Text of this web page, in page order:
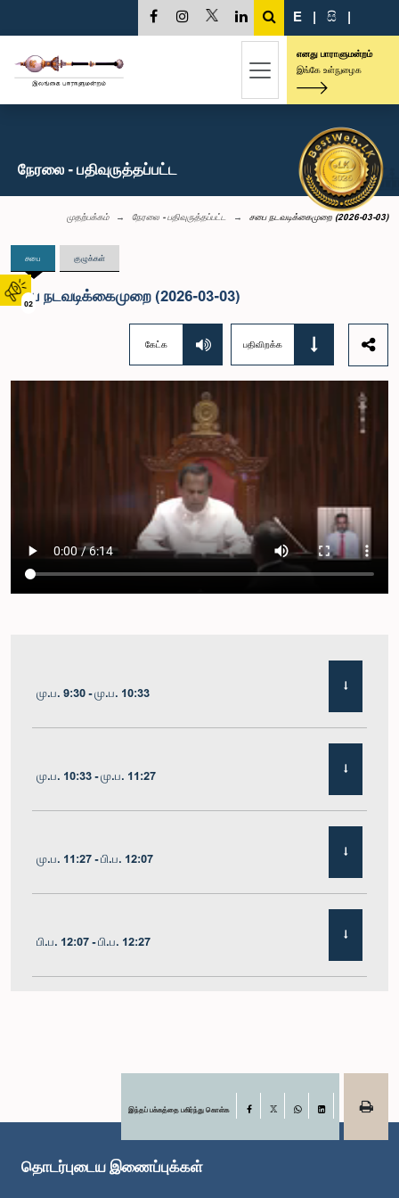
02
E | සි |
எனது பாராளுமன்றம்
இங்கே உள்நுழைக
நேரலை - பதிவுருத்தப்பட்ட
முதற்பக்கம் நேரலை - பதிவுருத்தப்பட்ட சபை நடவடிக்கைமுறை (2026-03-03)
சபை குழுக்கள்
சபை நடவடிக்கைமுறை (2026-03-03)
கேட்க பதிவிறக்க
மு.ப. 9:30 - மு.ப. 10:33
மு.ப. 10:33 - மு.ப. 11:27
மு.ப. 11:27 - பி.ப. 12:07
பி.ப. 12:07 - பி.ப. 12:27
பி.ப. 1:10 - பி.ப. 1:22இந்தப் பக்கத்தை பகிர்ந்து கொள்க Facebook
LinkedIn
தொடர்புடைய இணைப்புக்கள்